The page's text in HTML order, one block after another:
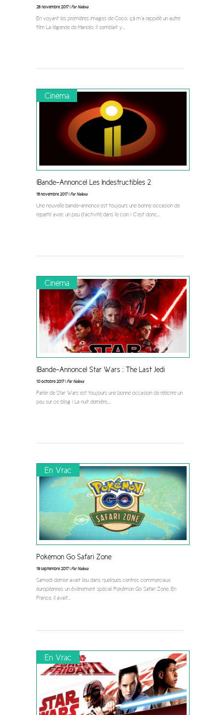
26 novembre 2017 |Par Nalexa
En voyant les premières images de Coco, çà m’a rappelé un autre
film La légende de Manolo. Il semblait y...
Cinéma
[Bande-Annonce] Les Indestructibles 2
18 novembre 2017 |Par Nalexa
Une nouvelle bande-annonce est toujours une bonne occasion de
repartir avec un peu d’activité dans le coin ! C’est donc...
Cinéma
[Bande-Annonce] Star Wars : The Last Jedi
10 octobre 2017 |Par Nalexa
Parler de Star Wars est toujours une bonne occasion de réécrire un
peu sur ce blog ! La nuit dernière,...
En Vrac
Pokémon Go Safari Zone
19 septembre 2017 |Par Nalexa
Samedi dernier avait lieu dans quelques centres commerciaux
européennes un événement spécial Pokémon Go Safari Zone. En
France, il avait...
En Vrac